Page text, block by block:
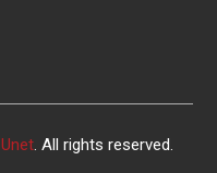
Unet. All rights reserved.